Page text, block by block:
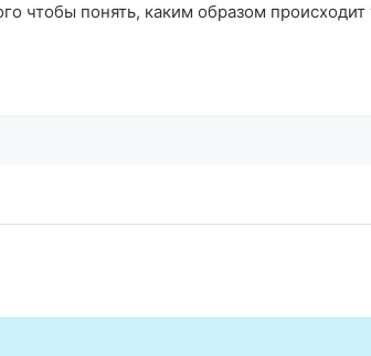
чтобы понять, каким образом